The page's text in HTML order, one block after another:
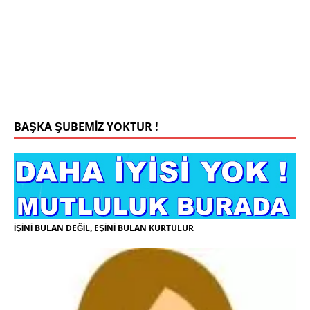
BAŞKA ŞUBEMİZ YOKTUR !
İŞİNİ BULAN DEĞİL, EŞİNİ BULAN KURTULUR